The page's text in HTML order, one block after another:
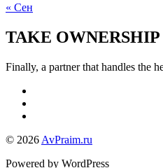
« Сен
TAKE
Finally, a partner that handles the
© 2026 AvPraim.ru
Powered by WordPress